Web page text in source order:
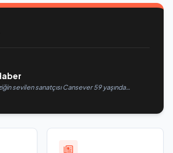
sevilen sanatçısı Cansever 59 yaşında